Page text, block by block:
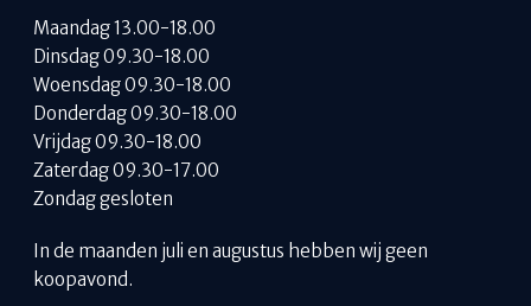
Maandag 13.00-18.00
Dinsdag 09.30-18.00
Woensdag 09.30-18.00
Donderdag 09.30-18.00
Vrijdag 09.30-18.00
Zaterdag 09.30-17.00
Zondag gesloten
In de maanden juli en augustus hebben wij geen
koopavond.